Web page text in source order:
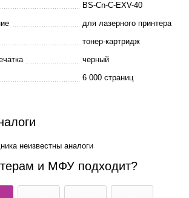
BS-Cn-C-EXV-40
для лазерного принтера
тонер-картридж
черный
6 000 страниц
неизвестны аналоги
и МФУ подходит?